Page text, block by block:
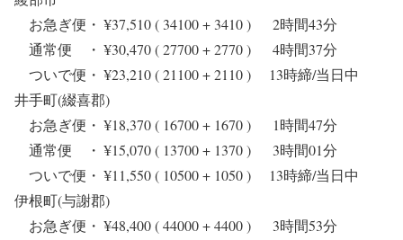
お急ぎ便・ ¥37,510 ( 34100 + 3410 ) 2時間43分
通常便 ・ ¥30,470 ( 27700 + 2770 ) 4時間37分
ついで便・ ¥23,210 ( 21100 + 2110 ) 13時締/当日中
井手町(綴喜郡)
お急ぎ便・ ¥18,370 ( 16700 + 1670 ) 1時間47分
通常便 ・ ¥15,070 ( 13700 + 1370 ) 3時間01分
ついで便・ ¥11,550 ( 10500 + 1050 ) 13時締/当日中
伊根町(与謝郡)
お急ぎ便・ ¥48,400 ( 44000 + 4400 ) 3時間53分